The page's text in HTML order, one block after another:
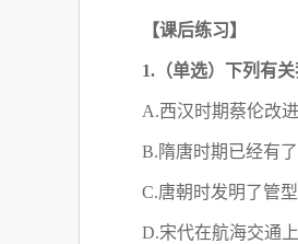
【课后练习】
1.（单选）下列有
A.西汉时期蔡伦改
B.隋唐时期已经有
C.唐朝时发明了管
D.宋代在航海交通